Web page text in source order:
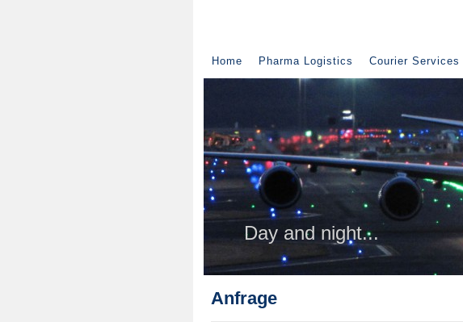
Home Pharma Logistics Courier Services
Day and night...
is personally
and allways special...
Anfrage